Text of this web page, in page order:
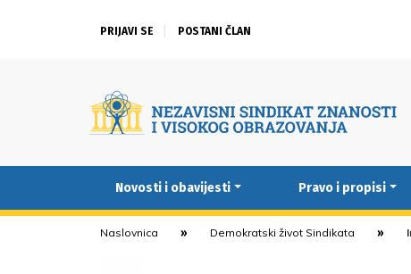
PRIJAVI SE POSTANI ČLAN
Novosti i obavijesti Pravo i propisi
Naslovnica Demokratski život Sindikata